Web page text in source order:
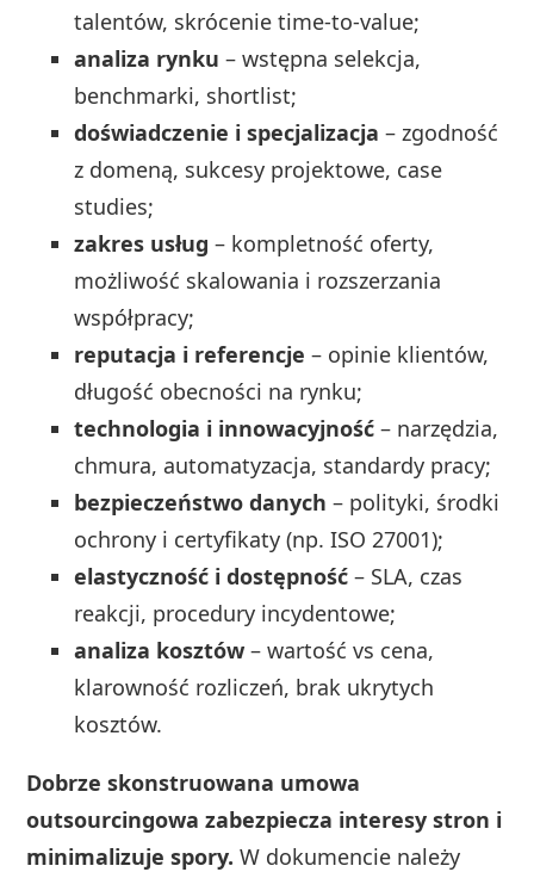
talentów, skrócenie time-to-value;
analiza rynku – wstępna selekcja,
benchmarki, shortlist;
doświadczenie i specjalizacja – zgodność
z domeną, sukcesy projektowe, case
studies;
zakres usług – kompletność oferty,
możliwość skalowania i rozszerzania
współpracy;
reputacja i referencje – opinie klientów,
długość obecności na rynku;
technologia i innowacyjność – narzędzia,
chmura, automatyzacja, standardy pracy;
bezpieczeństwo danych – polityki, środki
ochrony i certyfikaty (np. ISO 27001);
elastyczność i dostępność – SLA, czas
reakcji, procedury incydentowe;
analiza kosztów – wartość vs cena,
klarowność rozliczeń, brak ukrytych
kosztów.
Dobrze skonstruowana umowa
outsourcingowa zabezpiecza interesy stron i
minimalizuje spory. W dokumencie należy